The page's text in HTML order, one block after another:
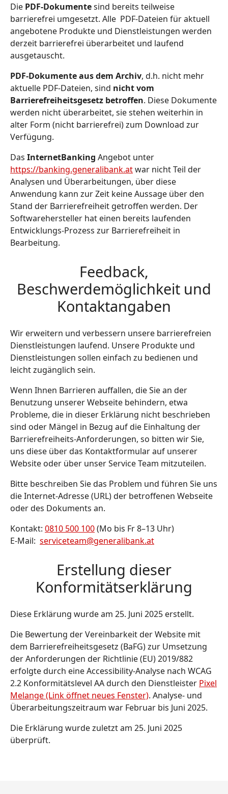
Die PDF-Dokumentesind bereits teilweise
barrierefrei umgesetzt. Alle PDF-Dateien für aktuell
angebotene Produkte und Dienstleistungen werden
derzeit barrierefrei überarbeitet und laufend
ausgetauscht.
PDF-Dokumente aus dem Archiv, d.h. nicht mehr
aktuelle PDF-Dateien, sind nicht vom
Barrierefreiheitsgesetz betroffen. Diese Dokumente
werden nicht überarbeitet, sie stehen weiterhin in
alter Form (nicht barrierefrei) zum Download zur
Verfügung.
Das InternetBanking Angebot unter
https://banking.generalibank.atwar nicht Teil der
Analysen und Überarbeitungen, über diese
Anwendung kann zur Zeit keine Aussage über den
Stand der Barrierefreiheit getroffen werden. Der
Softwarehersteller hat einen bereits laufenden
Entwicklungs-Prozess zur Barrierefreiheit in
Bearbeitung.
Feedback,
Beschwerdemöglichkeit und
Kontaktangaben
Wir erweitern und verbessern unsere barrierefreien
Dienstleistungen laufend. Unsere Produkte und
Dienstleistungen sollen einfach zu bedienen und
leicht zugänglich sein.
Wenn Ihnen Barrieren auffallen, die Sie an der
Benutzung unserer Webseite behindern, etwa
Probleme, die in dieser Erklärung nicht beschrieben
sind oder Mängel in Bezug auf die Einhaltung der
Barrierefreiheits-Anforderungen, so bitten wir Sie,
uns diese über das Kontaktformular auf unserer
Website oder über unser Service Team mitzuteilen.
Bitte beschreiben Sie das Problem und führen Sie uns
die Internet-Adresse (URL) der betroffenen Webseite
oder des Dokuments an.
Kontakt: 0810 500 100(Mo bis Fr 8–13 Uhr)
E-Mail: serviceteam@generalibank.at
Erstellung dieser
Konformitätserklärung
Diese Erklärung wurde am 25. Juni 2025 erstellt.
Die Bewertung der Vereinbarkeit der Website mit
dem Barrierefreiheitsgesetz (BaFG) zur Umsetzung
der Anforderungen der Richtlinie (EU) 2019/882
erfolgte durch eine Accessibility-Analyse nach WCAG
2.2 Konformitätslevel AA durch den Dienstleister Pixel
Melange (Link öffnet neues Fenster). Analyse- und
Überarbeitungszeitraum war Februar bis Juni 2025.
Die Erklärung wurde zuletzt am 25. Juni 2025
überprüft.